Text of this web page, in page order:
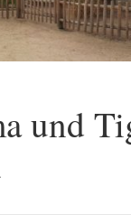
und
.